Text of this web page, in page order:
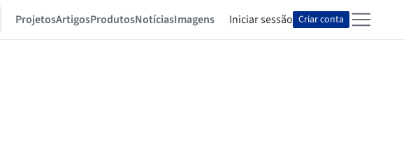
ProjetosArtigosProdutosNotíciasImagens Iniciar sessão Criar conta